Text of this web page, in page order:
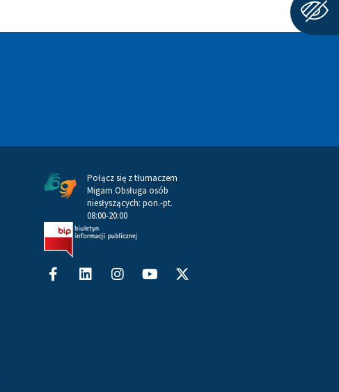
Połącz się z tłumaczem
Migam Obsługa osób
niesłyszących: pon.-pt.
08:00-20:00
Facebook-
f
LinkedinInstagram
twitter